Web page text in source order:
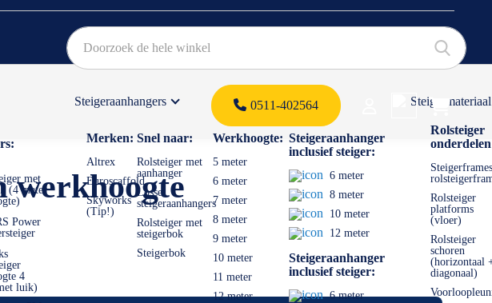
0511-402564
met
(4 meter
Power
4
luik)
Steigeraanhangers
Merken:
Altrex
Euroscaffold
Skyworks
(Tip!)
Snel naar:
Rolsteiger met
aanhanger
Losse
steigeraanhangers
Rolsteiger met
steigerbok
Steigerbok
Werkhoogte:
5 meter
6 meter
7 meter
8 meter
9 meter
10 meter
11 meter
12 meter
Steigeraanhanger
inclusief steiger:
6 meter
8 meter
10 meter
12 meter
Steigeraanhanger
inclusief steiger:
6 meter
Steigermateriaal
Rolsteiger
Rolsteiger
platforms
(vloer)
Rolsteiger
schoren
(horizontaal
diagonaal)
werkhoogte